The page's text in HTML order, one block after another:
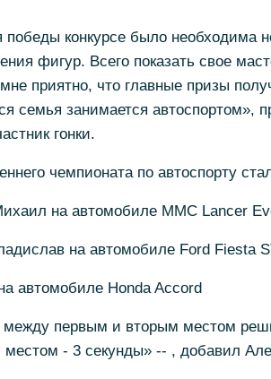
конкурсе было необходима
фигур. Всего показать свое
приятно, что главные призы
семья занимается автоспортом»,
гонки.
чемпионата по автоспорту
на автомобиле MMC Lancer
на автомобиле Ford Fiesta
автомобиле Honda Accord
между первым и вторым местом
- 3 секунды» -- , добавил